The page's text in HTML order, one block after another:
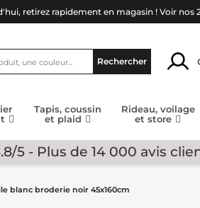
retirez rapidement en magasin !Voir nos
Rechercher
Tapis, coussin
et plaid
Rideau, voilage
et store
4.8/5 - Plus de 14 000 avis
blanc broderie noir 45x160cm